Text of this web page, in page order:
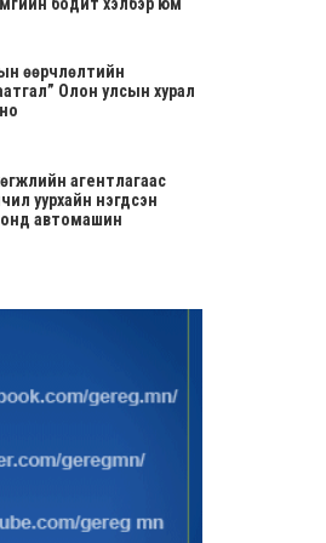
өөрчлөлтийн
Олон улсын хурал
агентлагаас
уурхайн нэгдсэн
автомашин